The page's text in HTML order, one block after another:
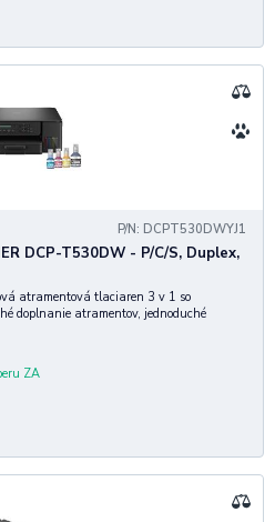
P/N: DCPT530DWYJ1
DCP-T530DW - P/C/S, Duplex,
atramentová tlaciaren 3 v 1 so
doplnanie atramentov, jednoduché
ZA